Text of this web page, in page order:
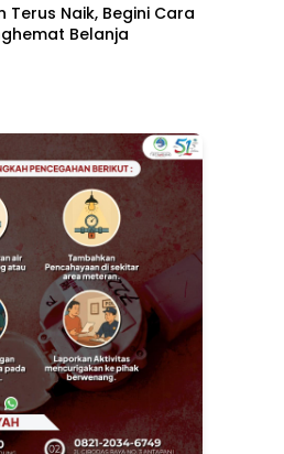
Terus Naik, Begini Cara
Belanja